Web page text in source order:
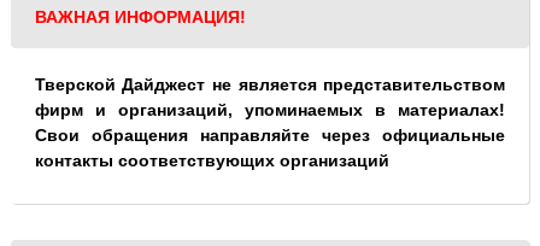
ВАЖНАЯ ИНФОРМАЦИЯ!
Тверской Дайджест не является представительством
фирм и организаций, упоминаемых в материалах!
Свои обращения направляйте через официальные
контакты соответствующих организаций